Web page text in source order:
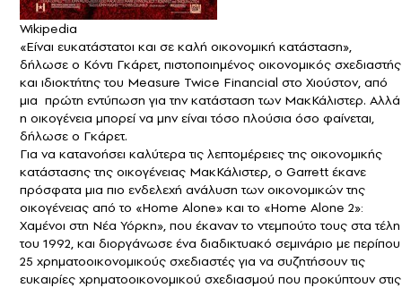
Wikipedia
«Είναι ευκατάστατοι και σε καλή οικονομική κατάσταση»,
δήλωσε ο Κόντι Γκάρετ, πιστοποιημένος οικονομικός σχεδιαστής
και ιδιοκτήτης του Measure Twice Financial στο Χιούστον, από
μια πρώτη εντύπωση για την κατάσταση των ΜακΚάλιστερ. Αλλά
η οικογένεια μπορεί να μην είναι τόσο πλούσια όσο φαίνεται,
δήλωσε ο Γκάρετ.
Για να κατανοήσει καλύτερα τις λεπτομέρειες της οικονομικής
κατάστασης της οικογένειας ΜακΚάλιστερ, ο Garrett έκανε
πρόσφατα μια πιο ενδελεχή ανάλυση των οικονομικών της
οικογένειας από το «Home Alone» και το «Home Alone 2»:
Χαμένοι στη Νέα Υόρκη», που έκαναν το ντεμπούτο τους στα τέλη
του 1992, και διοργάνωσε ένα διαδικτυακό σεμινάριο με περίπου
25 χρηματοοικονομικούς σχεδιαστές για να συζητήσουν τις
ευκαιρίες χρηματοοικονομικού σχεδιασμού που προκύπτουν στις